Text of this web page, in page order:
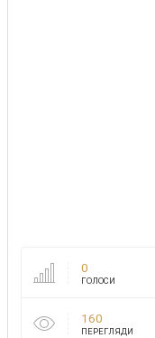
0
ГОЛОСИ
160
ПЕРЕГЛЯДИ